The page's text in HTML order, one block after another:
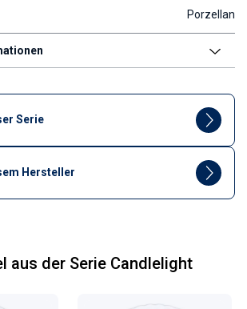
Porzellan
Serie
Hersteller
aus der Serie Candlelight